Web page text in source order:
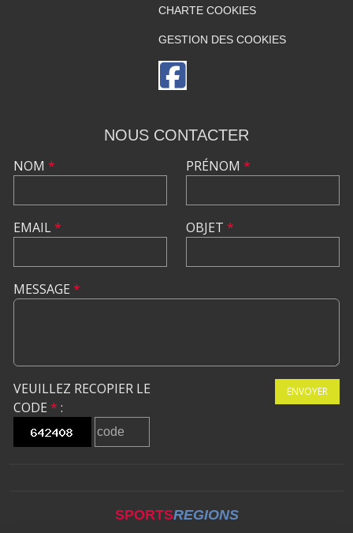
CHARTE COOKIES
GESTION DES COOKIES
NOUS CONTACTER
NOM *
EMAIL*
PRÉNOM *
OBJET *
MESSAGE *
VEUILLEZ RECOPIER LE
CODE * :
ENVOYER
SPORTSREGIONS